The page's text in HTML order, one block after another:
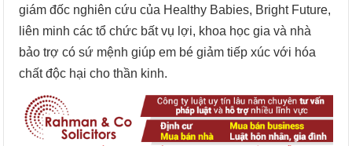
giám đốc nghiên cứu của Healthy Babies, Bright Future,
liên minh các tổ chức bất vụ lợi, khoa học gia và nhà
bảo trợ có sứ mệnh giúp em bé giảm tiếp xúc với hóa
chất độc hại cho thần kinh.